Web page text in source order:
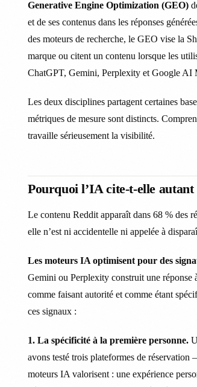
Generative Engine Optimization (GEO)
et de ses contenus dans les réponses
des moteurs de recherche, le GEO vise la
marque ou citent un contenu lorsque les
ChatGPT, Gemini, Perplexity et Google AI
Les deux disciplines partagent certaines
métriques de mesure sont distincts.
travaille sérieusement la visibilité.
Pourquoi l’IA cite-t-elle autant
Le contenu Reddit apparaît dans 68 % des
elle n’est ni accidentelle ni appelée à
Les moteurs IA optimisent pour des
Gemini ou Perplexity construit une réponse
comme faisant autorité et comme étant
ces signaux :
1. La spécificité à la première personne.
avons testé trois plateformes de réservation
moteurs IA valorisent : une expérience